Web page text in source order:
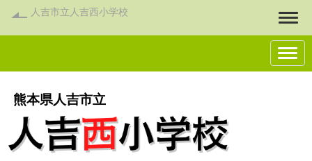
人吉市立人吉西小学校
熊本県人吉市立